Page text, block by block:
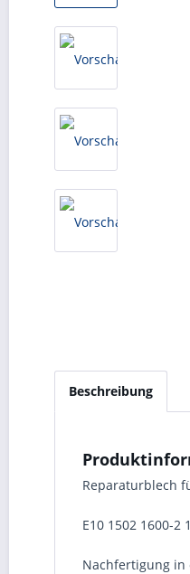
Beschreibung
Reparaturblech
E10 1502 1600-2
Nachfertigung in